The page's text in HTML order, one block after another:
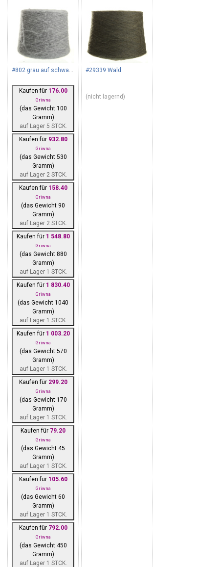
#802 grau auf schwarzem Grund
Kaufen für 176.00
Griwna
(das Gewicht 100
Gramm)
auf Lager 5 STCK.
Kaufen für 932.80
Griwna
(das Gewicht 530
Gramm)
auf Lager 2 STCK.
Kaufen für 158.40
Griwna
(das Gewicht 90
Gramm)
auf Lager 2 STCK.
Kaufen für 1 548.80
Griwna
(das Gewicht 880
Gramm)
auf Lager 1 STCK.
Kaufen für 1 830.40
Griwna
(das Gewicht 1040
Gramm)
auf Lager 1 STCK.
Kaufen für 1 003.20
Griwna
(das Gewicht 570
Gramm)
auf Lager 1 STCK.
Kaufen für 299.20
Griwna
(das Gewicht 170
Gramm)
auf Lager 1 STCK.
Kaufen für 79.20
Griwna
(das Gewicht 45
Gramm)
auf Lager 1 STCK.
Kaufen für 105.60
Griwna
(das Gewicht 60
Gramm)
auf Lager 1 STCK.
Kaufen für 792.00
Griwna
(das Gewicht 450
Gramm)
auf Lager 1 STCK.
#29339 Wald
(nicht lagernd)